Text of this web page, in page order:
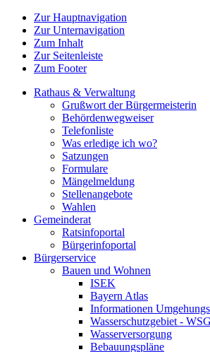
Zur Hauptnavigation
Zur Unternavigation
Zum Inhalt
Zur Seitenleiste
Zum Footer
Rathaus & Verwaltung
Grußwort der Bürgermeisterin
Behördenwegweiser
Telefonliste
Was erledige ich wo?
Satzungen
Formulare
Mängelmeldung
Stellenangebote
Wahlen
Gemeinderat
Ratsinfoportal
Bürgerinfoportal
Bürgerservice
Bauen und Wohnen
ISEK
Bayern Atlas
Informationen
Wasserschutzgebiet - WSG
Wasserversorgung
Bebauungspläne